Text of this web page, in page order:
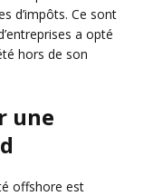
d’impôts. Ce sont
a opté
hors de son
une
offshore est